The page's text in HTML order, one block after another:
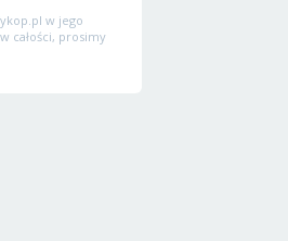
w jego
całości, prosimy